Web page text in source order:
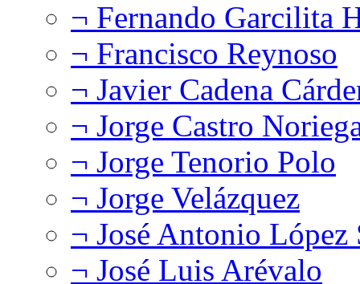
¬ Fernando Garcilita
¬ Francisco Reynoso
¬ Javier Cadena
¬ Jorge Castro
¬ Jorge Tenorio Polo
¬ Jorge Velázquez
¬ José Antonio López
¬ José Luis Arévalo